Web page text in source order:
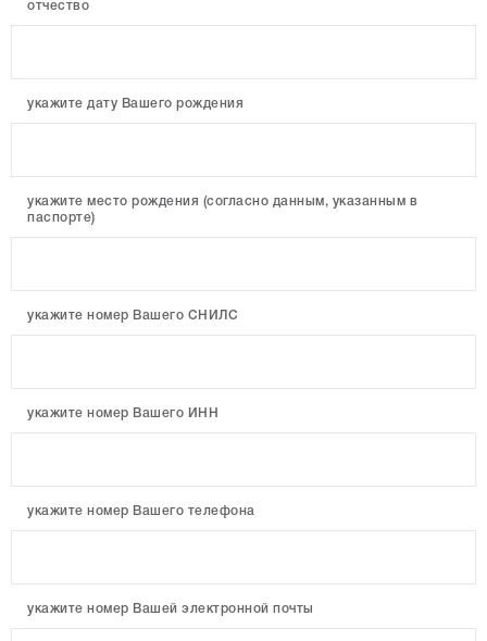
отчество
укажите дату Вашего рождения
укажите место рождения (согласно данным, указанным в
паспорте)
укажите номер Вашего СНИЛС
укажите номер Вашего ИНН
укажите номер Вашего телефона
укажите номер Вашей электронной почты